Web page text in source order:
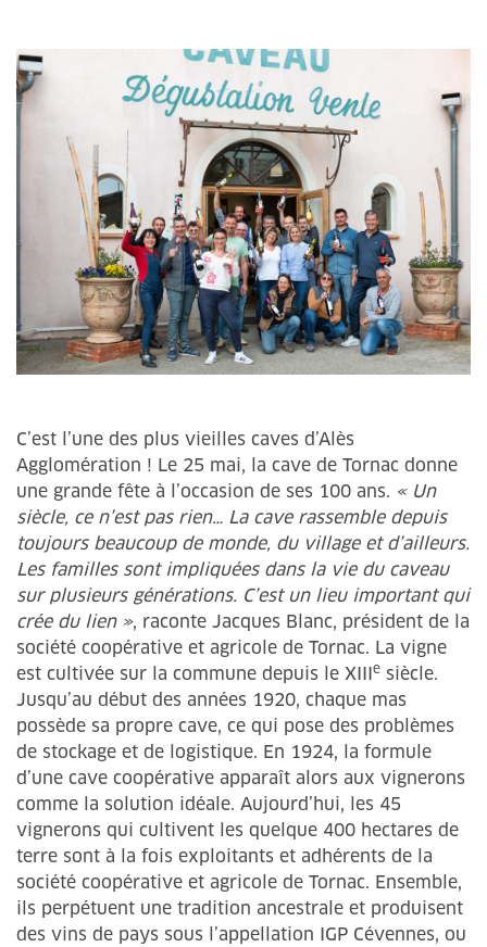
C’est l’une des plus vieilles caves d’Alès
Agglomération ! Le 25 mai, la cave de Tornac donne
une grande fête à l’occasion de ses 100 ans. « Un
siècle, ce n’est pas rien… La cave rassemble depuis
toujours beaucoup de monde, du village et d’ailleurs.
Les familles sont impliquées dans la vie du caveau
sur plusieurs générations. C’est un lieu important qui
crée du lien », raconte Jacques Blanc, président de la
société coopérative et agricole de Tornac. La vigne
est cultivée sur la commune depuis le XIIIe siècle.
Jusqu’au début des années 1920, chaque mas
possède sa propre cave, ce qui pose des problèmes
de stockage et de logistique. En 1924, la formule
d’une cave coopérative apparaît alors aux vignerons
comme la solution idéale. Aujourd’hui, les 45
vignerons qui cultivent les quelque 400 hectares de
terre sont à la fois exploitants et adhérents de la
société coopérative et agricole de Tornac. Ensemble,
ils perpétuent une tradition ancestrale et produisent
des vins de pays sous l’appellation IGP Cévennes, ou